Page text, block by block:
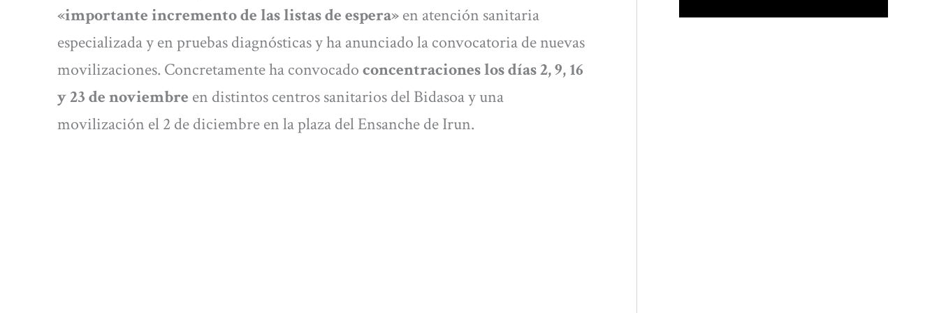
«importante incremento de las listas de espera»en atención sanitaria
especializada y en pruebas diagnósticas y ha anunciado la convocatoria de nuevas
movilizaciones. Concretamente ha convocadoconcentraciones los días 2, 9, 16
y 23 de noviembre en distintos centros sanitarios del Bidasoa y una
movilización el 2 de diciembre en la plaza del Ensanche de Irun.